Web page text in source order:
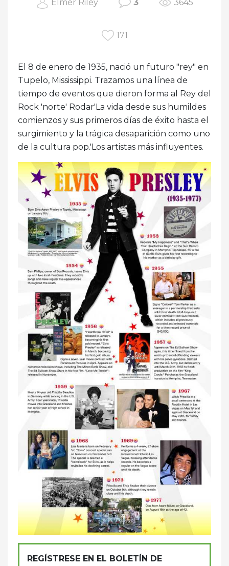
Elmer Riley 3 3645
171
El 8 de enero de 1935, nació un futuro "rey" en
Tupelo, Mississippi. Trazamos una línea de
tiempo de eventos que dieron forma al Rey del
Rock 'norte' Rodar'La vida desde sus humildes
comienzos y sus primeros días de éxito hasta el
surgimiento y la trágica desaparición como uno
de la cultura pop.'Los artistas más influyentes.
REGÍSTRESE EN EL BOLETÍN DE